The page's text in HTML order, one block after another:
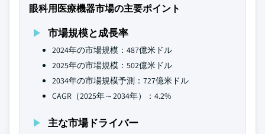
眼科用医療機器市場の主要ポイント
市場規模と成長率
2024年の市場規模：487億米ドル
2025年の市場規模：502億米ドル
2034年の市場規模予測：727億米ドル
CAGR（2025年～2034年）：4.2%
主な市場ドライバー